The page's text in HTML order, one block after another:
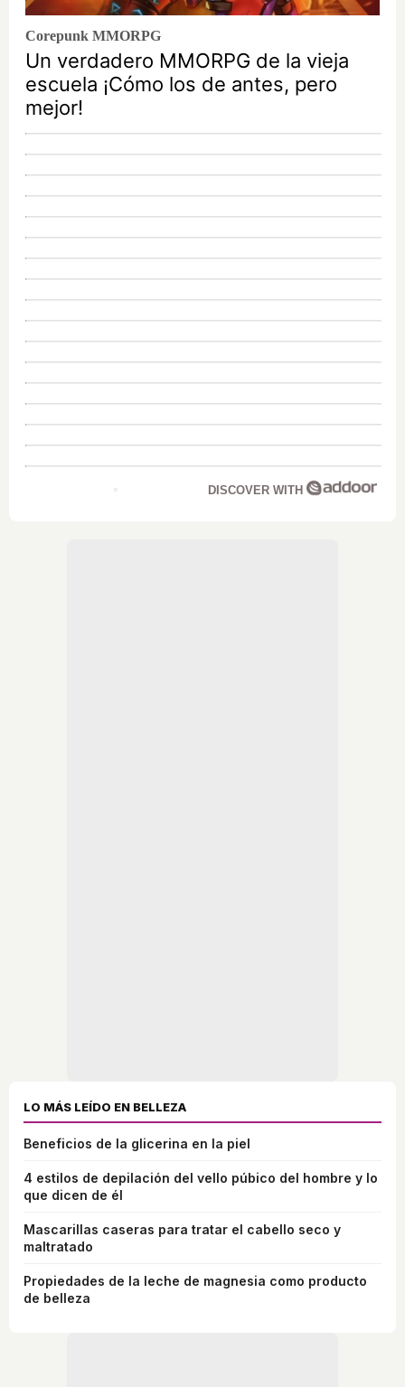
Corepunk MMORPG
Un verdadero MMORPG de la vieja
escuela ¡Cómo los de antes, pero
mejor!
DISCOVER WITH
LO MÁS LEÍDO EN BELLEZA
Beneficios de la glicerina en la piel
4 estilos de depilación del vello púbico del hombre y lo
que dicen de él
Mascarillas caseras para tratar el cabello seco y
maltratado
Propiedades de la leche de magnesia como producto
de belleza